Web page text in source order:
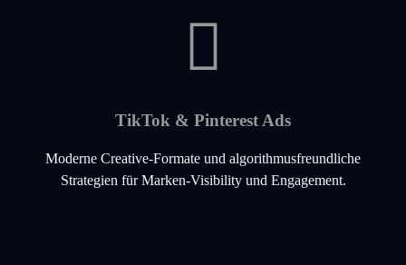
TikTok & Pinterest Ads
Moderne Creative-Formate und algorithmusfreundliche
Strategien für Marken-Visibility und Engagement.